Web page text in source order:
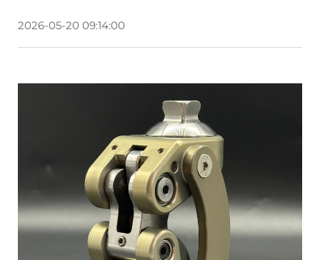
2026-05-20 09:14:00